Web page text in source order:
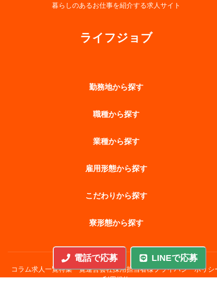
電話で応募 LINEで応募
暮らしのあるお仕事を紹介する求人サイト
ライフジョブ
勤務地から探す
職種から探す
業種から探す
雇用形態から探す
こだわりから探す
寮形態から探す
コラム求人一覧特集一覧運営会社採用担当者様プライバシーポリシ
利用規約